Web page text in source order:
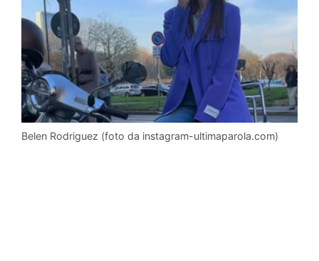
Belen Rodriguez (foto da instagram-ultimaparola.com)